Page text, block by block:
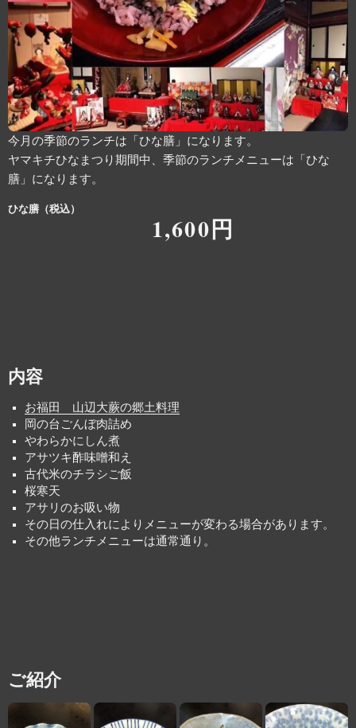
今月の季節のランチは「ひな膳」になります。
ヤマキチひなまつり期間中、季節のランチメニューは「ひな
膳」になります。
ひな膳（税込）
1,600円
内容
お福田 山辺大蕨の郷土料理
岡の台ごんぼ肉詰め
やわらかにしん煮
アサツキ酢味噌和え
古代米のチラシご飯
桜寒天
アサリのお吸い物
その日の仕入れによりメニューが変わる場合があります。
その他ランチメニューは通常通り。
ご紹介